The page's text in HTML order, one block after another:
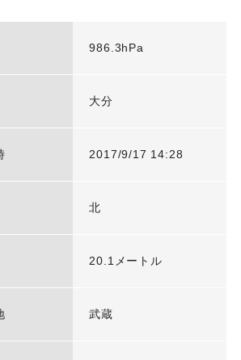
986.3hPa
大分
2017/9/17 14:28
北
20.1メートル
武蔵